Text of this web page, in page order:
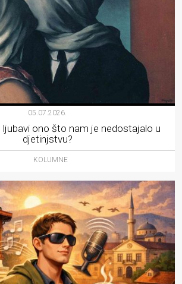
05.07.2026.
ljubavi ono što nam je nedostajalo u
djetinjstvu?
KOLUMNE